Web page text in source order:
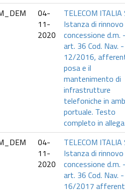
04-
11-
2020
TELECOM ITALIA
Istanza di rinnovo
concessione d.m.
art. 36 Cod. Nav.
12/2016,
posa e il
mantenimento di
infrastrutture
telefoniche in
portuale. Testo
completo in
04-
11-
2020
TELECOM ITALIA
Istanza di rinnovo
concessione d.m.
art. 36 Cod. Nav.
16/2017